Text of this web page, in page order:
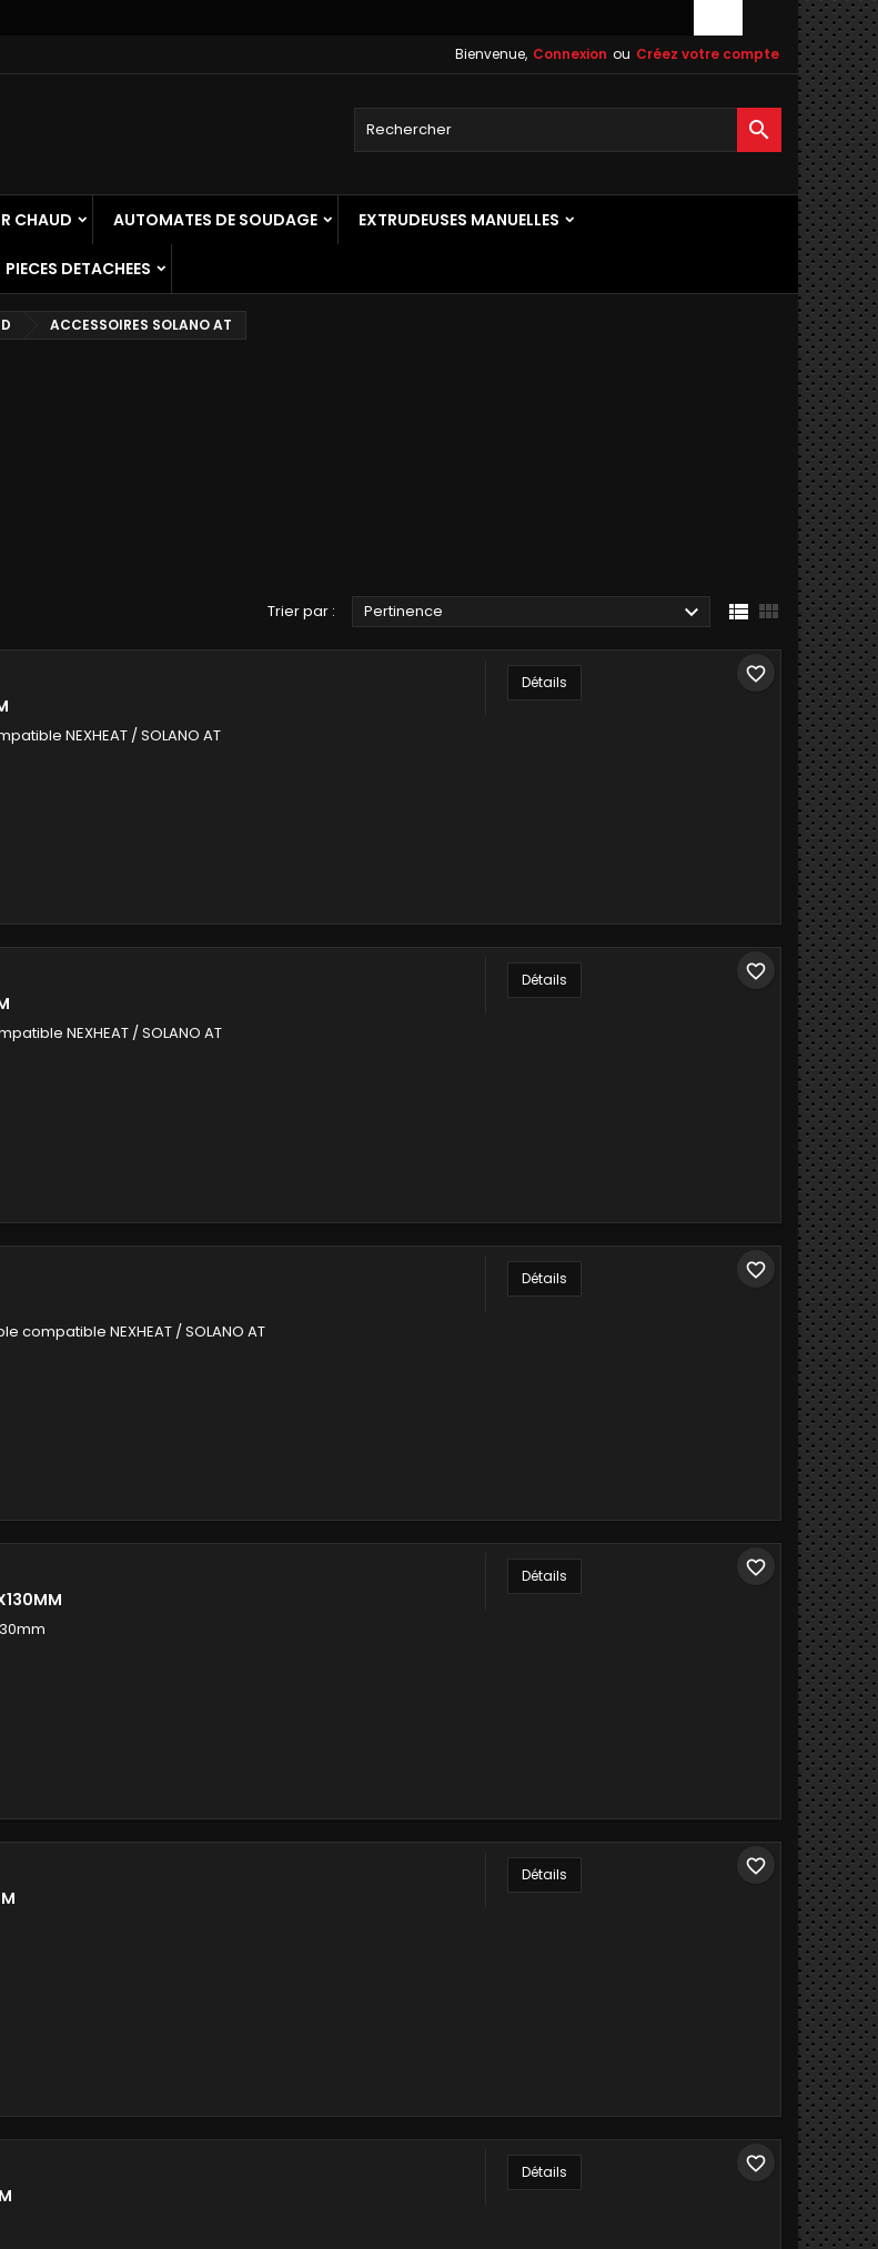
Bienvenue, Connexion ou Créez votre compte

CHAUD AUTOMATES DE SOUDAGE EXTRUDEUSES MANUELLES
PIECES DETACHEES
ACCESSOIRES SOLANO AT
Trier par : Pertinence   
NEXHEAT / SOLANO AT
Détails favorite_border
NEXHEAT / SOLANO AT
Détails favorite_border
NEXHEAT / SOLANO AT
Détails favorite_border
Détails favorite_border
Détails favorite_border
Détails favorite_border